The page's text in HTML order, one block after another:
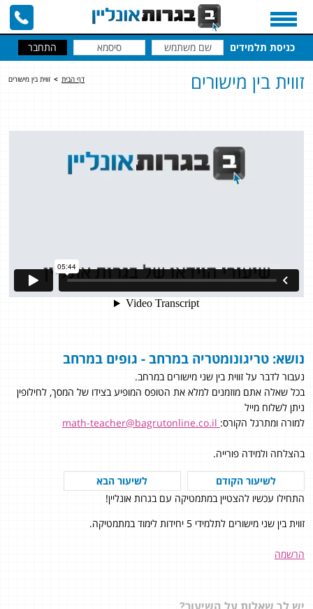
כניסת תלמידים
דף הבית > זווית בין מישורים זווית בין מישורים
נושא: טריגונומטריה במרחב - גופים במרחב
נעבור לדבר על זווית בין שני מישורים במרחב.
בכל שאלה אתם מוזמנים למלא את הטופס המופיע בצידו של המסך, לחילופין
ניתן לשלוח מייל
למורה ומתרגל הקורס:
בהצלחה ולמידה פורייה.
לשיעור הקודם
לשיעור הבא
התחילו עכשיו להצטיין במתמטיקה עם בגרות אונליין!
זווית בין שני מישורים לתלמידי 5 יחידות לימוד במתמטיקה.
הרשמה
יש לך שאלות על השיעור?